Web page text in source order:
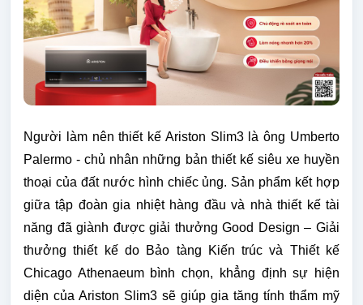
Người làm nên thiết kế Ariston Slim3 là ông Umberto
Palermo - chủ nhân những bản thiết kế siêu xe huyền
thoại của đất nước hình chiếc ủng. Sản phẩm kết hợp
giữa tập đoàn gia nhiệt hàng đầu và nhà thiết kế tài
năng đã giành được giải thưởng Good Design – Giải
thưởng thiết kế do Bảo tàng Kiến trúc và Thiết kế
Chicago Athenaeum bình chọn, khẳng định sự hiện
diện của Ariston Slim3 sẽ giúp gia tăng tính thẩm mỹ